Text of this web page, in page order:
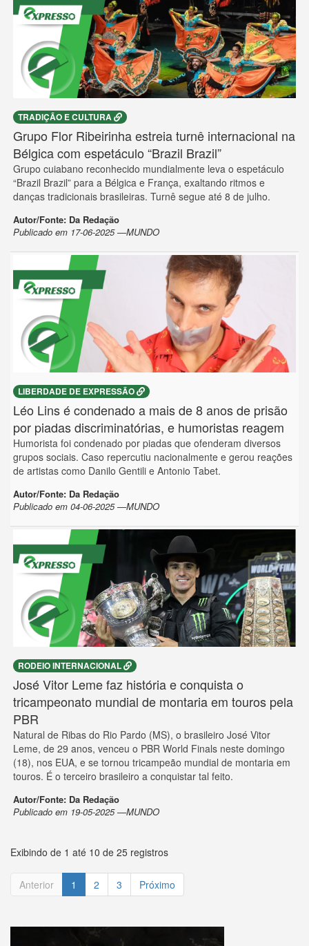
TRADIÇÃO E CULTURA
Grupo Flor Ribeirinha estreia turnê internacional na
Bélgica com espetáculo “Brazil Brazil”
Grupo cuiabano reconhecido mundialmente leva o espetáculo
“Brazil Brazil” para a Bélgica e França, exaltando ritmos e
danças tradicionais brasileiras. Turnê segue até 8 de julho.
Autor/Fonte: Da Redação
Publicado em 17-06-2025 —MUNDO
LIBERDADE DE EXPRESSÃO
Léo Lins é condenado a mais de 8 anos de prisão
por piadas discriminatórias, e humoristas reagem
Humorista foi condenado por piadas que ofenderam diversos
grupos sociais. Caso repercutiu nacionalmente e gerou reações
de artistas como Danilo Gentili e Antonio Tabet.
Autor/Fonte: Da Redação
Publicado em 04-06-2025 —MUNDO
RODEIO INTERNACIONAL
José Vitor Leme faz história e conquista o
tricampeonato mundial de montaria em touros pela
PBR
Natural de Ribas do Rio Pardo (MS), o brasileiro José Vitor
Leme, de 29 anos, venceu o PBR World Finals neste domingo
(18), nos EUA, e se tornou tricampeão mundial de montaria em
touros. É o terceiro brasileiro a conquistar tal feito.
Autor/Fonte: Da Redação
Publicado em 19-05-2025 —MUNDO
Exibindo de 1 até 10 de 25 registros
Anterior 1 2 3 Próximo